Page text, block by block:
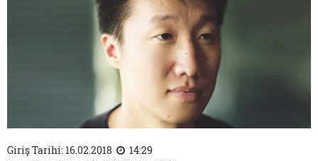
Giriş Tarihi: 16.02.2018
14:29